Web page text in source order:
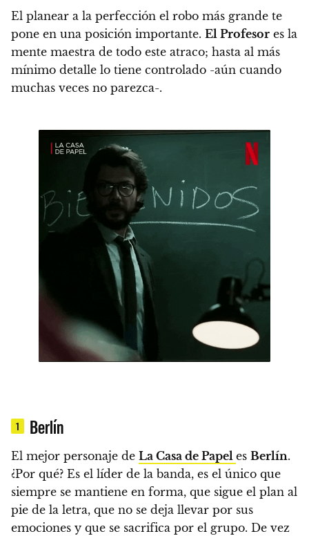
El planear a la perfección el robo más grande te
pone en una posición importante. El Profesor es la
mente maestra de todo este atraco; hasta al más
mínimo detalle lo tiene controlado -aún cuando
muchas veces no parezca-.
1 Berlín
El mejor personaje de La Casa de Papel es Berlín.
¿Por qué? Es el líder de la banda, es el único que
siempre se mantiene en forma, que sigue el plan al
pie de la letra, que no se deja llevar por sus
emociones y que se sacrifica por el grupo. De vez